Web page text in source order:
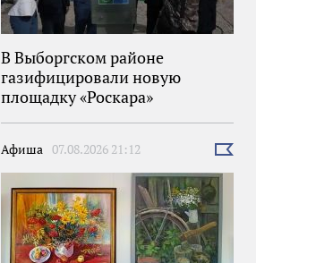
В Выборгском районе
газифицировали новую
площадку «Роскара»
Афиша 07.08.2026 21:12
Выбрать